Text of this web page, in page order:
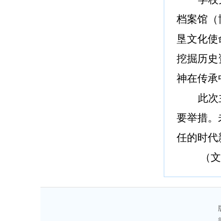
档案馆（
垦文化使
挖掘历史
神在传承
此
要举措。
任的时代
（